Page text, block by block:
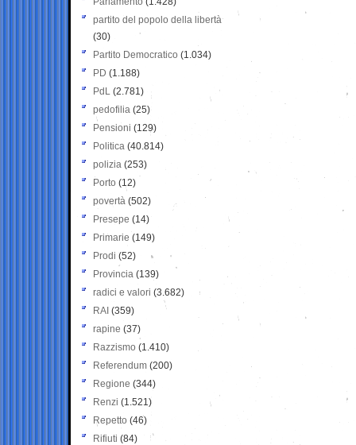
partito del popolo della libertà
(30)
Partito Democratico (1.034)
PD (1.188)
PdL (2.781)
pedofilia (25)
Pensioni (129)
Politica (40.814)
polizia (253)
Porto (12)
povertà (502)
Presepe (14)
Primarie (149)
Prodi (52)
Provincia (139)
radici e valori (3.682)
RAI (359)
rapine (37)
Razzismo (1.410)
Referendum (200)
Regione (344)
Renzi (1.521)
Repetto (46)
Rifiuti (84)